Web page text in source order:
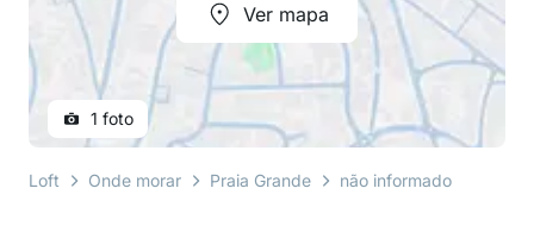
Ver mapa
1 foto
Loft Onde morar Praia Grande não informado